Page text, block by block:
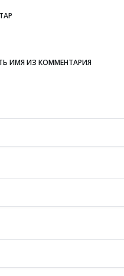
ИМЯ ИЗ КОММЕНТАРИЯ